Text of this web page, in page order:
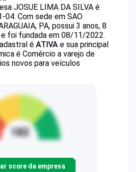
JOSUE LIMA DA SILVA é
04. Com sede em SAO
PA, possui 3 anos, 8
foi fundada em 08/11/2022.
é ATIVA e sua principal
é Comércio a varejo de
novos para veículos
score da empresa